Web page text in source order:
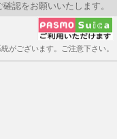
認をお願いいたします。
がございます。ご注意下さい。